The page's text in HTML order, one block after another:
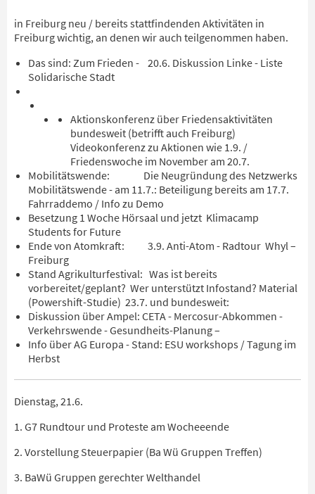
in Freiburg neu / bereits stattfindenden Aktivitäten in
Freiburg wichtig, an denen wir auch teilgenommen haben.
Das sind: Zum Frieden - 20.6. Diskussion Linke - Liste
Solidarische Stadt
Aktionskonferenz über Friedensaktivitäten
bundesweit (betrifft auch Freiburg)
Videokonferenz zu Aktionen wie 1.9. /
Friedenswoche im November am 20.7.
Mobilitätswende: Die Neugründung des Netzwerks
Mobilitätswende - am 11.7.: Beteiligung bereits am 17.7.
Fahrraddemo / Info zu Demo
Besetzung 1 Woche Hörsaal und jetzt Klimacamp
Students for Future
Ende von Atomkraft: 3.9. Anti-Atom - Radtour Whyl –
Freiburg
Stand Agrikulturfestival: Was ist bereits
vorbereitet/geplant? Wer unterstützt Infostand? Material
(Powershift-Studie) 23.7. und bundesweit:
Diskussion über Ampel: CETA - Mercosur-Abkommen -
Verkehrswende - Gesundheits-Planung –
Info über AG Europa - Stand: ESU workshops / Tagung im
Herbst
Dienstag, 21.6.
1. G7 Rundtour und Proteste am Wocheeende
2. Vorstellung Steuerpapier (Ba Wü Gruppen Treffen)
3. BaWü Gruppen gerechter Welthandel